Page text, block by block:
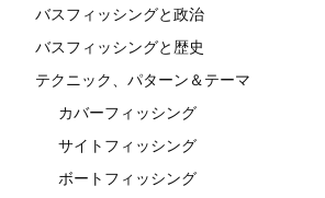
バスフィッシングと政治
バスフィッシングと歴史
テクニック、パターン＆テーマ
カバーフィッシング
サイトフィッシング
ボートフィッシング